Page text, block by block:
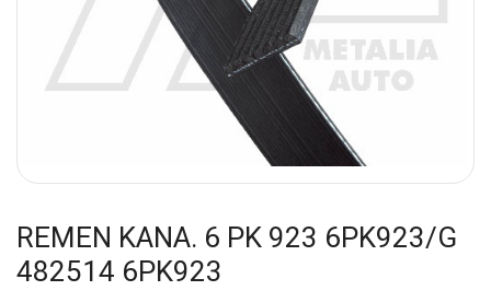
REMEN KANA. 6 PK 923 6PK923/G
482514 6PK923